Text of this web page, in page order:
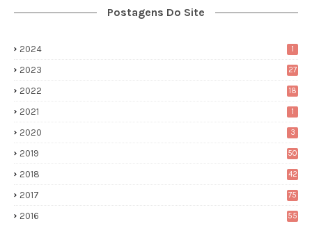
Postagens Do Site
2024 1
2023 27
2022 18
2021 1
2020 3
2019 50
2018 42
2017 75
2016 55